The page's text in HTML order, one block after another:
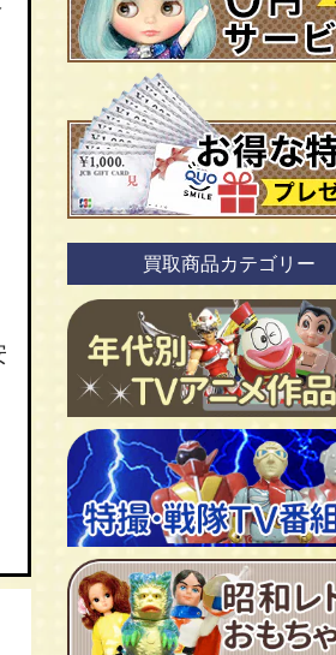
買取商品カテゴリー
ＴＶアニメ作品 1960年代
ＴＶアニメ作品 1970年代
ＴＶアニメ作品 1980年代
特撮・戦隊 TV番組 1960年代